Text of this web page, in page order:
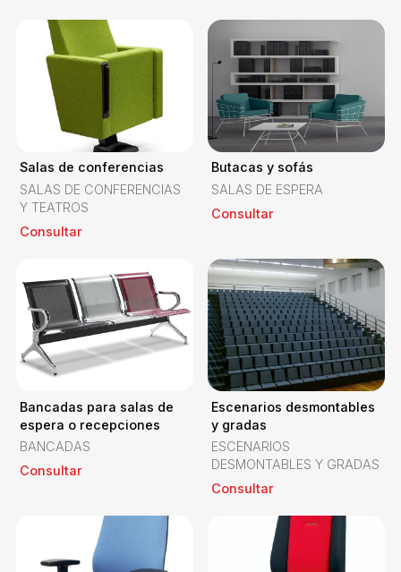
Salas de conferencias
SALAS DE CONFERENCIAS
Y TEATROS
Consultar
Butacas y sofás
SALAS DE ESPERA
Consultar
Bancadas para salas de
espera o recepciones
BANCADAS
Consultar
Escenarios desmontables
y gradas
ESCENARIOS
DESMONTABLES Y GRADAS
Consultar